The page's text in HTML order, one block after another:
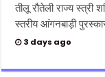
तीलू रौतेली राज्य स्त्री
स्तरीय आंगनबाड़ी
3 days ago